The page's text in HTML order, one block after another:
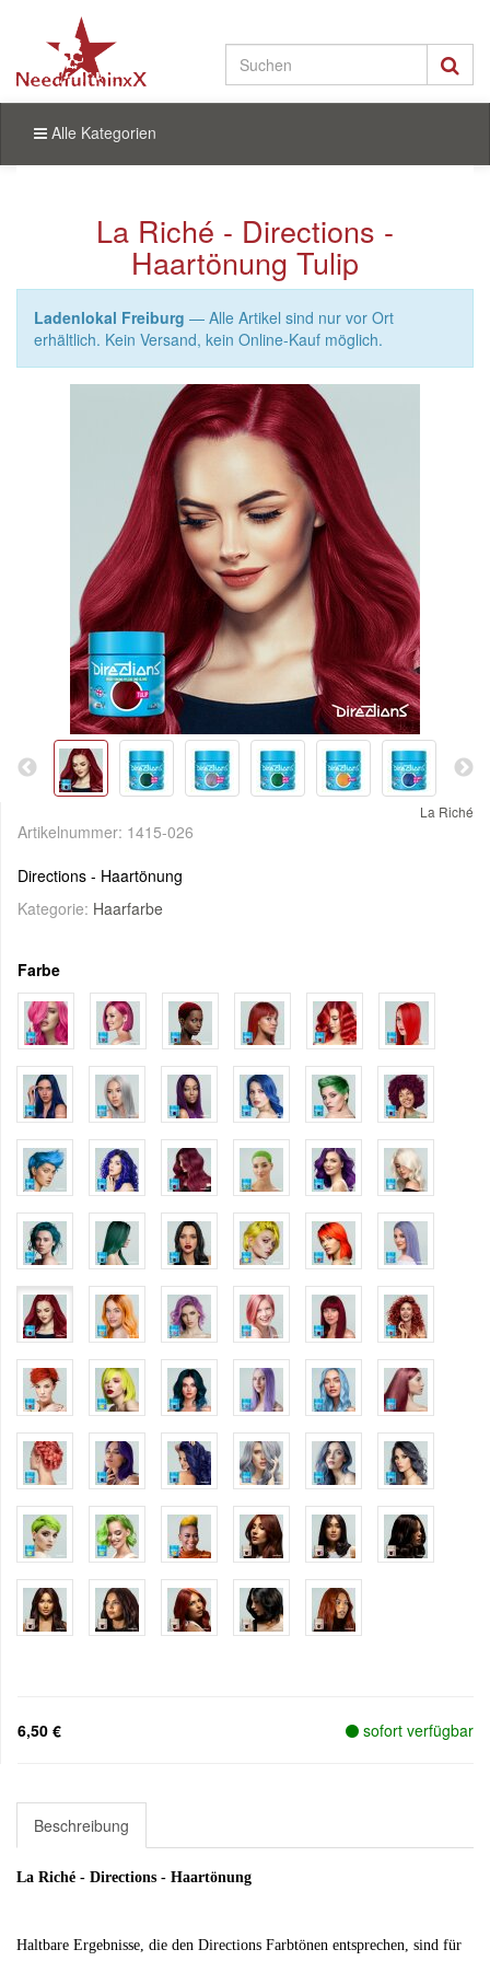
Alle Kategorien
La Riché - Directions -
Haartönung Tulip
Ladenlokal Freiburg — Alle Artikel sind nur vor Ort
erhältlich. Kein Versand, kein Online-Kauf möglich.
La Riché
Artikelnummer: 1415-026
Directions - Haartönung
Kategorie: Haarfarbe
Farbe
6,50 € sofort verfügbar
Beschreibung
La Riché - Directions - Haartönung
Haltbare Ergebnisse, die den Directions Farbtönen entsprechen, sind für